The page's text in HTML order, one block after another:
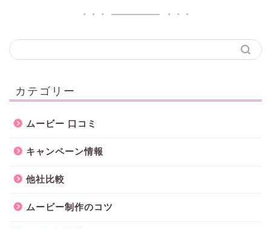
カテゴリー
ムービー 口コミ
キャンペーン情報
他社比較
ムービー制作のコツ